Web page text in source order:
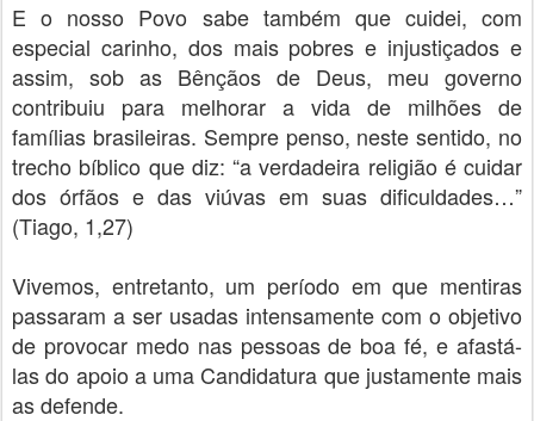
E o nosso Povo sabe também que cuidei, com
especial carinho, dos mais pobres e injustiçados e
assim, sob as Bênçãos de Deus, meu governo
contribuiu para melhorar a vida de milhões de
famílias brasileiras. Sempre penso, neste sentido, no
trecho bíblico que diz: “a verdadeira religião é cuidar
dos órfãos e das viúvas em suas dificuldades…”
(Tiago, 1,27)
Vivemos, entretanto, um período em que mentiras
passaram a ser usadas intensamente com o objetivo
de provocar medo nas pessoas de boa fé, e afastá-
las do apoio a uma Candidatura que justamente mais
as defende.